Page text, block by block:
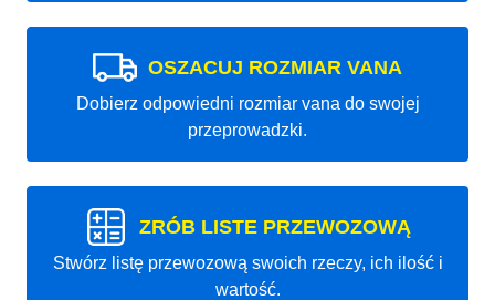
OSZACUJ ROZMIAR VANA
Dobierz odpowiedni rozmiar vana do swojej
przeprowadzki.
ZRÓB LISTE PRZEWOZOWĄ
Stwórz listę przewozową swoich rzeczy, ich ilość i
wartość.